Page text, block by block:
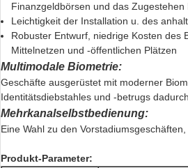
Finanzgeldbörsen und das
Leichtigkeit der Installation u. des
Robuster Entwurf, niedrige Kosten des
Mittelnetzen und -öffentlichen Plätzen
Multimodale Biometrie:
Geschäfte ausgerüstet mit moderner
Identitätsdiebstahles und -betrugs
Mehrkanalselbstbedienung:
Eine Wahl zu den
Produkt-Parameter: